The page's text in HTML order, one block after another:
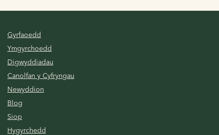
Gyrfaoedd
Ymgyrchoedd
Digwyddiadau
Canolfan y Cyfryngau
Newyddion
Blog
Siop
Hygyrchedd